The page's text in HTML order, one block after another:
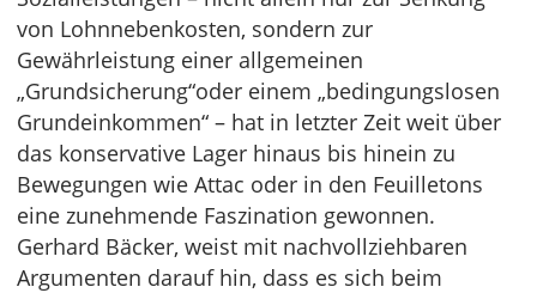
von Lohnnebenkosten, sondern zur
Gewährleistung einer allgemeinen
„Grundsicherung“oder einem „bedingungslosen
Grundeinkommen“ – hat in letzter Zeit weit über
das konservative Lager hinaus bis hinein zu
Bewegungen wie Attac oder in den Feuilletons
eine zunehmende Faszination gewonnen.
Gerhard Bäcker, weist mit nachvollziehbaren
Argumenten darauf hin, dass es sich beim